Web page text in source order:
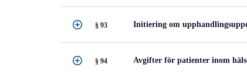
§ 93 Initiering om
§ 94 Avgifter för patienter inom